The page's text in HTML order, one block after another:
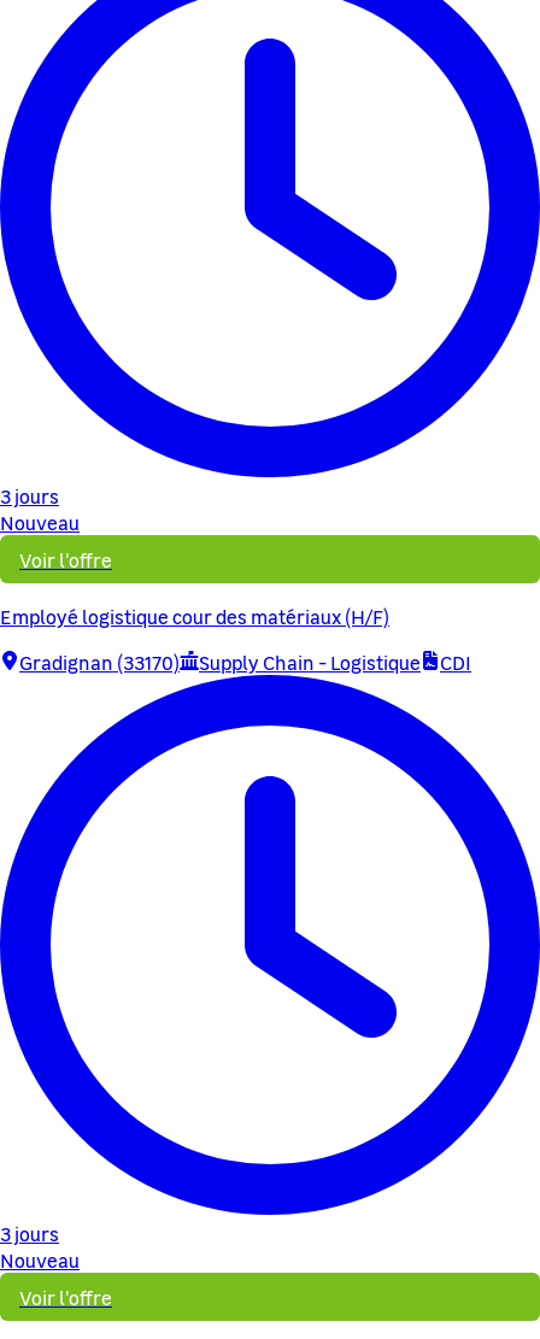
3 jours
Nouveau
Voir l'offre
Employé logistique cour des matériaux (H/F)
Gradignan (33170)
Supply Chain - Logistique CDI
3 jours
Nouveau
Voir l'offre